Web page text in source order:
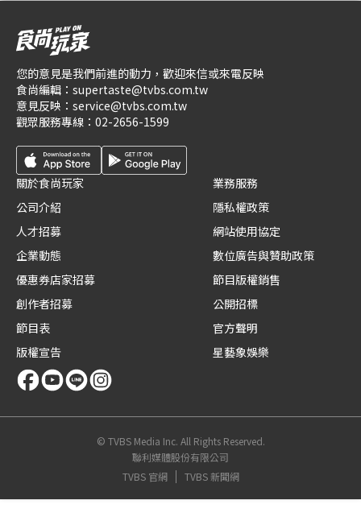
您的意見是我們前進的動力，歡迎來信或來電反映
食尚編輯： supertaste@tvbs.com.tw
意見反映： service@tvbs.com.tw
觀眾服務專線： 02-2656-1599
關於食尚玩家
公司介紹
人才招募
企業動態
優惠券店家招募
創作者招募
節目表
版權宣告
業務服務
隱私權政策
網站使用協定
數位廣告與贊助政策
節目版權銷售
公開招標
官方聲明
星藝象娛樂
© TVBS Media Inc. All Rights Reserved.
聯利媒體股份有限公司
TVBS 官網
TVBS 新聞網